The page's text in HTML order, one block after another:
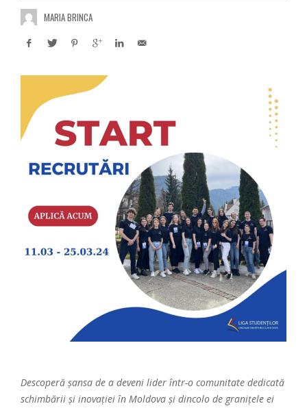
MARIA BRINCA
Descoperă șansa de a deveni lider într-o comunitate dedicată
schimbării și inovației în Moldova și dincolo de granițele ei